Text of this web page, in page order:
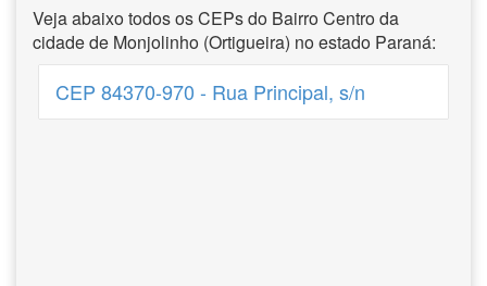
Veja abaixo todos os CEPs do Bairro Centro da
cidade de Monjolinho (Ortigueira) no estado Paraná:
CEP 84370-970 - Rua Principal, s/n